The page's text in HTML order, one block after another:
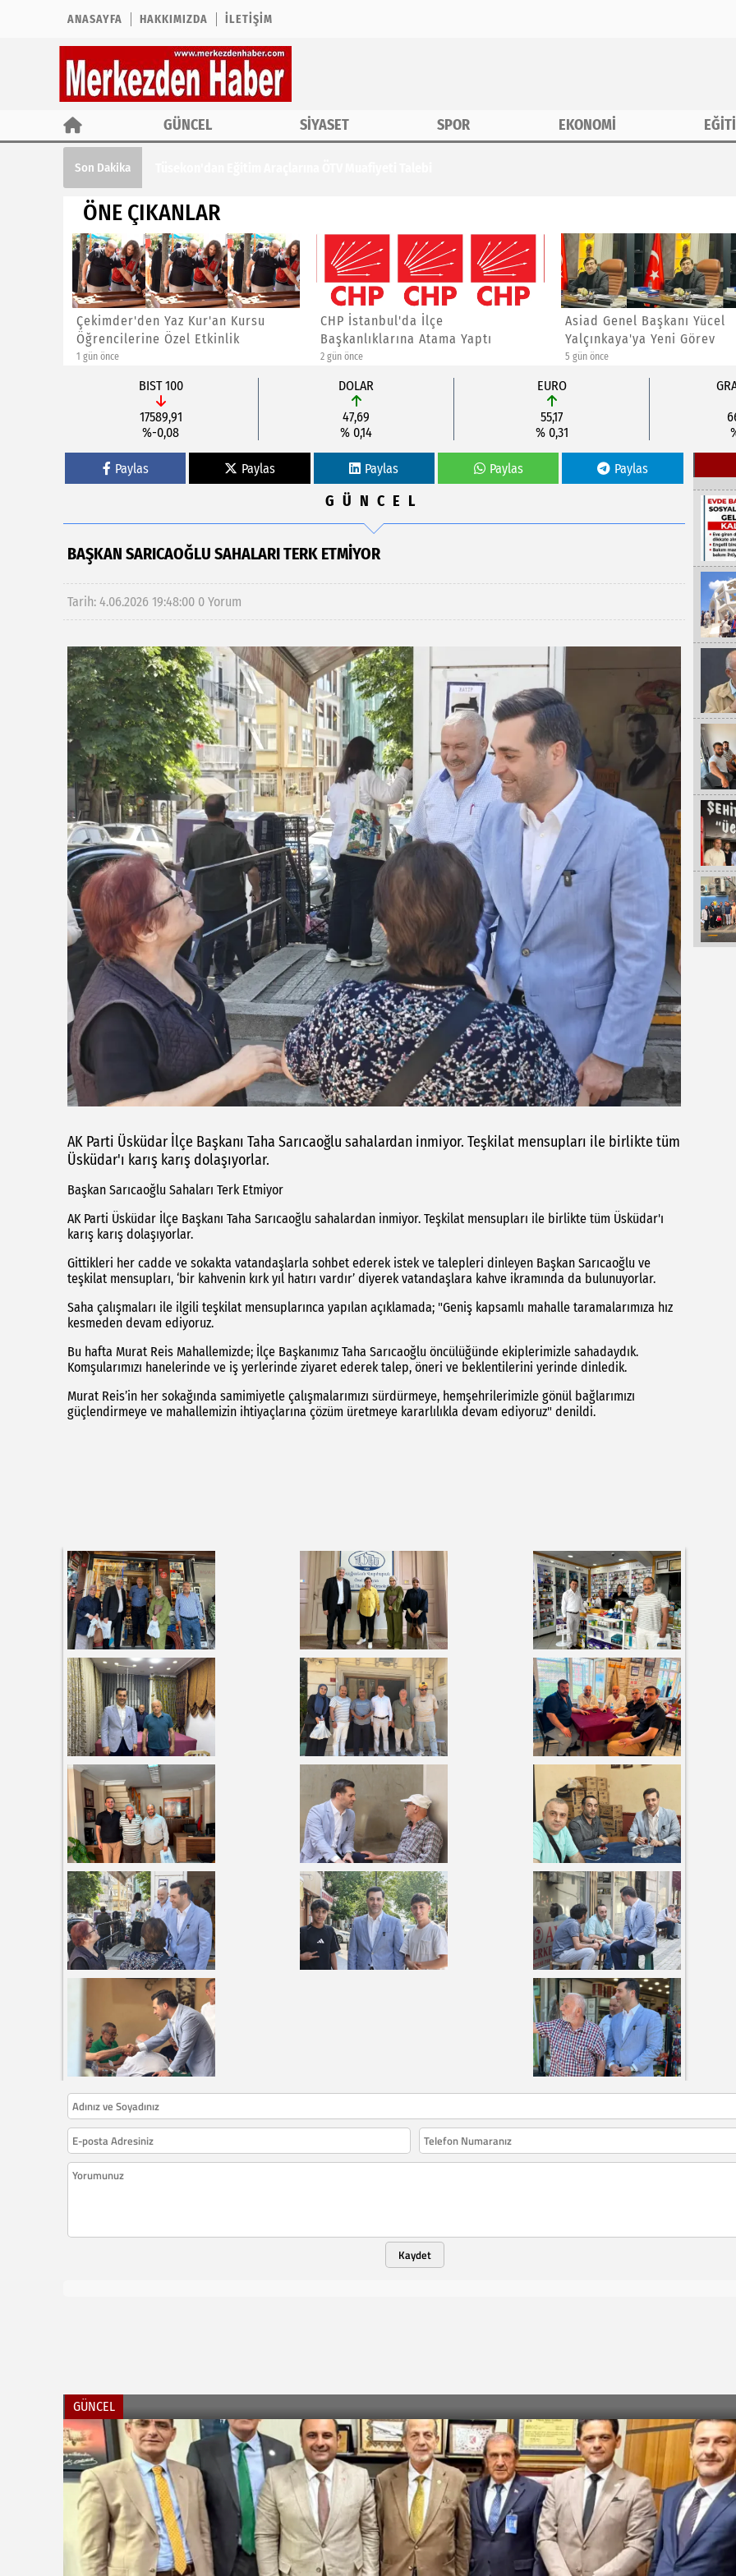
ANASAYFA HAKKIMIZDA İLETIŞIM
GÜNCEL SİYASET SPOR EKONOMİ
Son Dakika
ÖNE ÇIKANLAR
Çekimder'den Yaz Kur'an Kursu
Öğrencilerine Özel Etkinlik
1 gün önce
CHP İstanbul'da İlçe
Başkanlıklarına Atama Yaptı
2 gün önce
Asiad Genel Başkanı Yücel
Yalçınkaya'ya Yeni Görev
5 gün önce
BIST 100
17589,91
%-0,08
DOLAR
47,69
% 0,14
EURO
55,17
% 0,31
Paylas Paylas Paylas Paylas Paylas
GÜNCEL
BAŞKAN SARICAOĞLU SAHALARI TERK ETMIYOR
Tarih: 4.06.2026 19:48:00 0 Yorum
AK Parti Üsküdar İlçe Başkanı Taha Sarıcaoğlu sahalardan inmiyor. Teşkilat mensupları ile birlikte tüm
Üsküdar'ı karış karış dolaşıyorlar.
Başkan Sarıcaoğlu Sahaları Terk Etmiyor
AK Parti Üsküdar İlçe Başkanı Taha Sarıcaoğlu sahalardan inmiyor. Teşkilat mensupları ile birlikte tüm Üsküdar'ı
karış karış dolaşıyorlar.
Gittikleri her cadde ve sokakta vatandaşlarla sohbet ederek istek ve talepleri dinleyen Başkan Sarıcaoğlu ve
teşkilat mensupları, ‘bir kahvenin kırk yıl hatırı vardır’ diyerek vatandaşlara kahve ikramında da bulunuyorlar.
Saha çalışmaları ile ilgili teşkilat mensuplarınca yapılan açıklamada; "Geniş kapsamlı mahalle taramalarımıza hız
kesmeden devam ediyoruz.
Bu hafta Murat Reis Mahallemizde; İlçe Başkanımız Taha Sarıcaoğlu öncülüğünde ekiplerimizle sahadaydık.
Komşularımızı hanelerinde ve iş yerlerinde ziyaret ederek talep, öneri ve beklentilerini yerinde dinledik.
Murat Reis’in her sokağında samimiyetle çalışmalarımızı sürdürmeye, hemşehrilerimizle gönül bağlarımızı
güçlendirmeye ve mahallemizin ihtiyaçlarına çözüm üretmeye kararlılıkla devam ediyoruz" denildi.
Kaydet
GÜNCEL